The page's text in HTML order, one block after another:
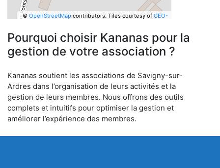
© OpenStreetMapcontributors. Tiles courtesy of GEO-
Pourquoi choisir Kananas pour la
gestion de votre association ?
Kananas soutient les associations de Savigny-sur-
Ardres dans l’organisation de leurs activités et la
gestion de leurs membres. Nous offrons des outils
complets et intuitifs pour optimiser la gestion et
améliorer l’expérience des membres.